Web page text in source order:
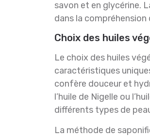
savon et en glycérine.
dans la compréhension
Choix des huiles
Le choix des huiles
caractéristiques
confère douceur et
l’huile de Nigelle ou
différents types de
La méthode de